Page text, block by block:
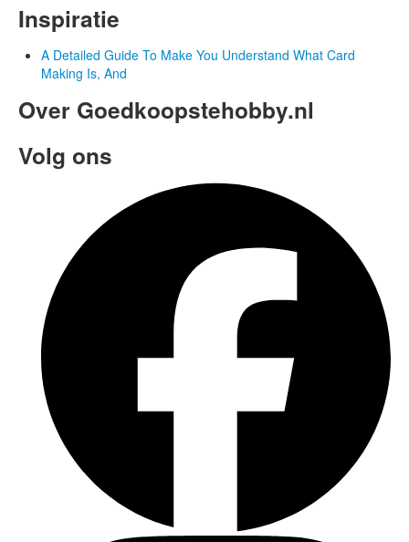
Inspiratie
A Detailed Guide To Make You Understand What Card
Making Is, And
Over Goedkoopstehobby.nl
Volg ons